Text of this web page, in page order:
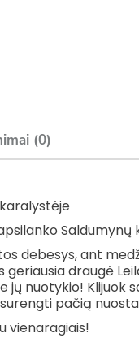
(0)
Saldumynų
debesys, ant
geriausia draugė
jų nuotykio! Klijuok
pačią
vienaragiais!